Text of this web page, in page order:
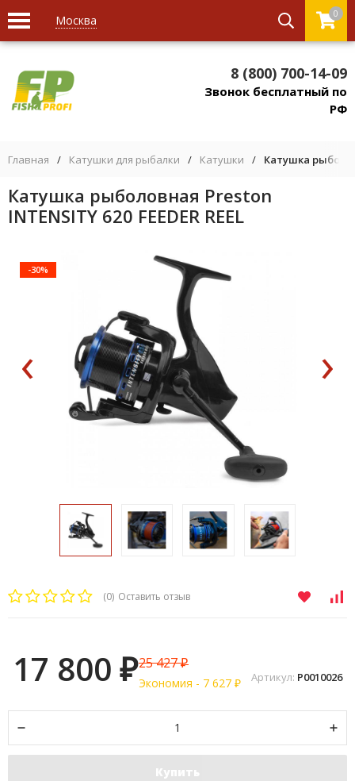
Москва 0
8 (800) 700-14-09
Звонок бесплатный по
РФ
Главная / Катушки для рыбалки / Катушки / Катушка
Катушка рыболовная Preston
INTENSITY 620 FEEDER REEL
-30%
‹ ›
(0) Оставить отзыв
Артикул: P0010026
17 800 ₽25 427₽
Экономия - 7 627 ₽
Купить